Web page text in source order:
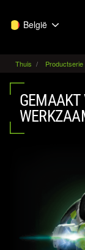
België
Thuis Productserie
GEMAAKT